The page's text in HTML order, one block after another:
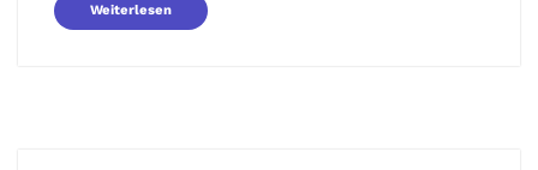
Weiterlesen